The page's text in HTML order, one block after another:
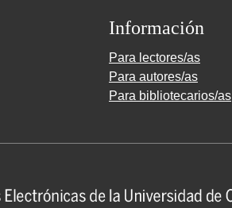
Información
Para lectores/as
Para autores/as
Para bibliotecarios/as